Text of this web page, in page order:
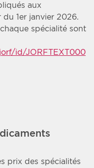
aux
1er janvier 2026.
spécialité sont
id/JORFTEXT000
prix des spécialités